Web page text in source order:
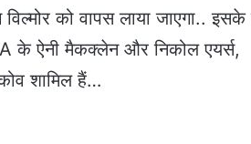
को वापस लाया जाएगा.. इसके
के ऐनी मैकक्लेन और निकोल एयर्स,
शामिल हैं…